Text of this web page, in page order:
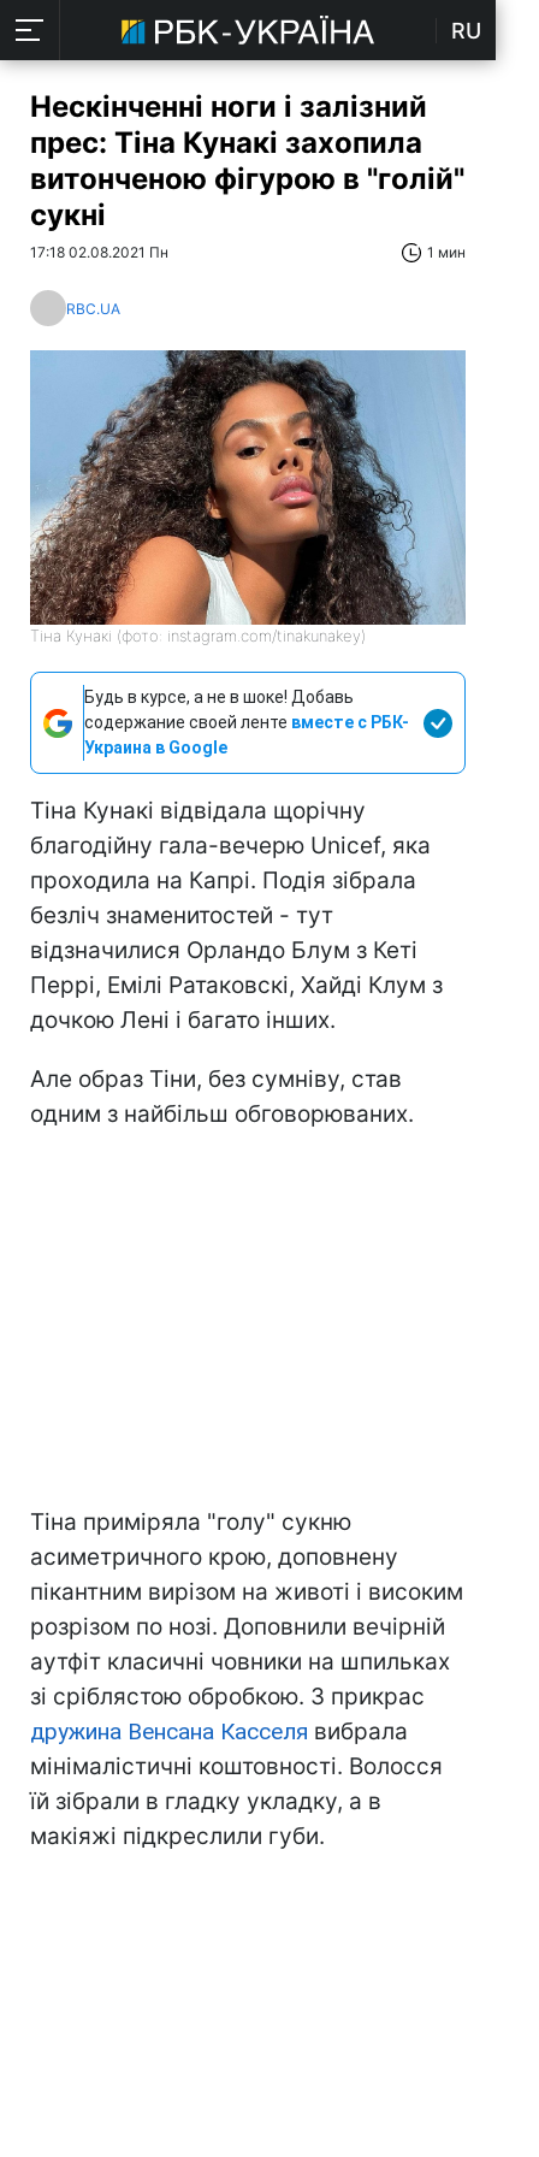
RU
Нескінченні ноги і залізний
прес: Тіна Кунакі захопила
витонченою фігурою в "голій"
сукні
17:18 02.08.2021 Пн 1 мин
RBC.UA
Тіна Кунакі (фото: instagram.com/tinakunakey)
Будь в курсе, а не в шоке! Добавь
содержание своей ленте вместе с РБК-
Украина в Google
Тіна Кунакі відвідала щорічну
благодійну гала-вечерю Unicef, яка
проходила на Капрі. Подія зібрала
безліч знаменитостей - тут
відзначилися Орландо Блум з Кеті
Перрі, Емілі Ратаковскі, Хайді Клум з
дочкою Лені і багато інших.
Але образ Тіни, без сумніву, став
одним з найбільш обговорюваних.
Тіна приміряла "голу" сукню
асиметричного крою, доповнену
пікантним вирізом на животі і високим
розрізом по нозі. Доповнили вечірній
аутфіт класичні човники на шпильках
зі сріблястою обробкою. З прикрас
дружина Венсана Касселя вибрала
мінімалістичні коштовності. Волосся
їй зібрали в гладку укладку, а в
макіяжі підкреслили губи.